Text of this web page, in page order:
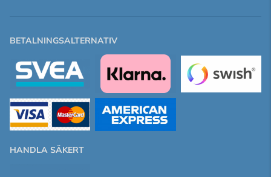
BETALNINGSALTERNATIV
HANDLA SÄKERT